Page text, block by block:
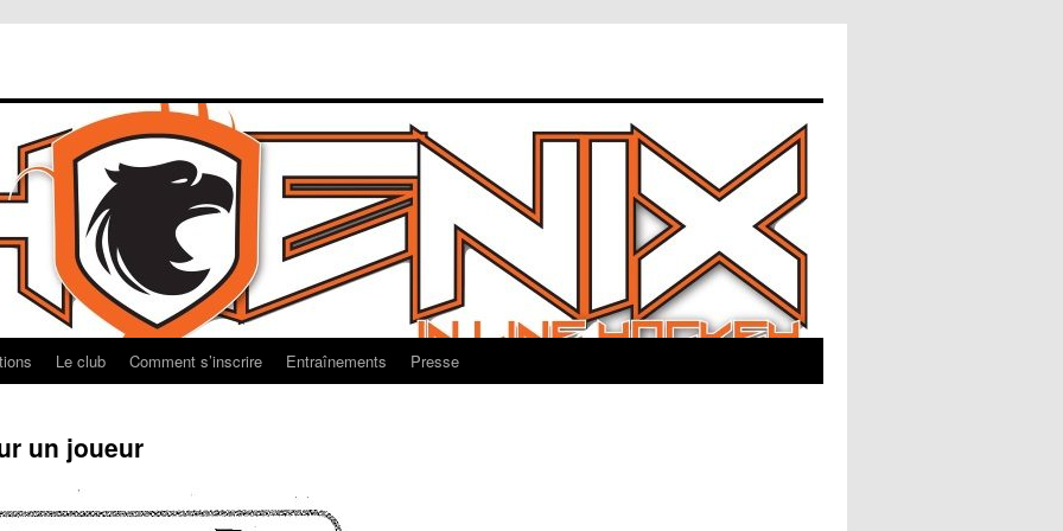
Le club Comment s’inscrire Entraînements Presse
un joueur